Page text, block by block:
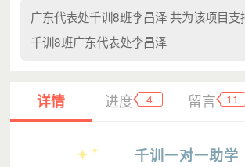
广东代表处千训8班李昌泽共为该项目支
千训8班广东代表处李昌泽
详情 进度 4 留言 11
千训一对一助学